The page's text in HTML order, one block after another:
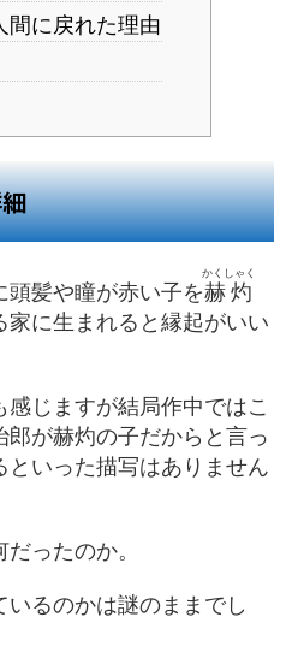
間に戻れた理由
頭髪や瞳が赤い子を赫灼
かくしゃく
に生まれると縁起がいい
じますが結局作中ではこ
が赫灼の子だからと言っ
いった描写はありません
ったのか。
るのかは謎のままでし